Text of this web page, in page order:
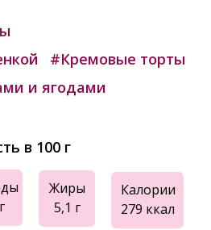
Жиры
5,1 г
Калории
279 ккал
в 100 г
и ягодами
#Кремовые торты